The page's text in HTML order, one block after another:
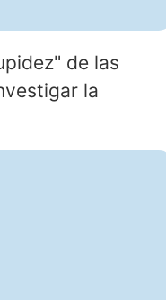
de las
la